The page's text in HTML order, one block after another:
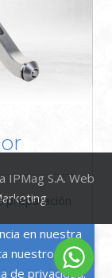
S.A. Web
en nuestra
nuestro uso
de privacidad.